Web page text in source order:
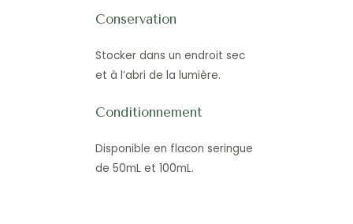
Conservation
Stocker dans un endroit sec
et à l’abri de la lumière.
Conditionnement
Disponible en flacon seringue
de 50mL et 100mL.